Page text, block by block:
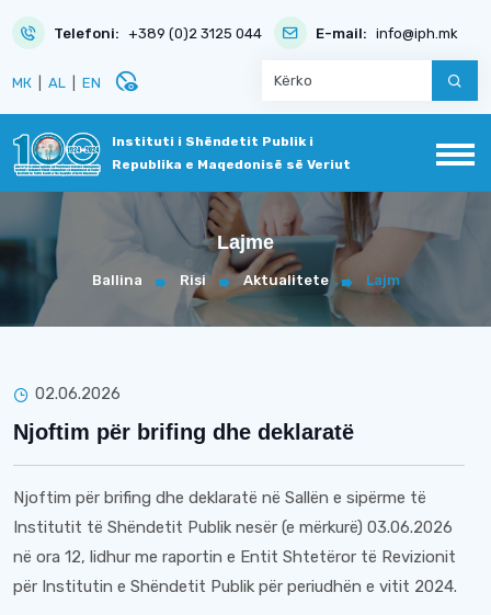
Telefoni: +389 (0)2 3125 044 E-mail: info@iph.mk
МК AL EN disabled_visible
Instituti i Shëndetit Publik i
Republika e Maqedonisë së Veriut
Lajme
Ballina Risi Aktualitete Lajm
02.06.2026
Njoftim për brifing dhe deklaratë
Njoftim për brifing dhe deklaratë në Sallën e sipërme të
Institutit të Shëndetit Publik nesër (e mërkurë) 03.06.2026
në ora 12, lidhur me raportin e Entit Shtetëror të Revizionit
për Institutin e Shëndetit Publik për periudhën e vitit 2024.